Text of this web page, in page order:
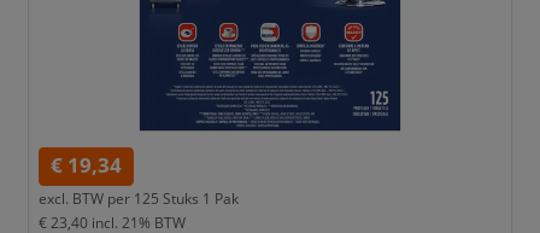
€ 19,34
excl. BTW per 125 Stuks 1 Pak
€ 23,40 incl. 21% BTW